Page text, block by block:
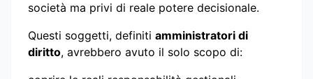
società ma privi di reale potere decisionale.
Questi soggetti, definiti amministratori di
diritto, avrebbero avuto il solo scopo di: